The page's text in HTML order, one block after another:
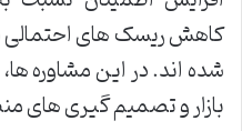
کاهش ریسک های احتمالی
شده اند. در این مشاوره
بازار و تصمیم گیری های